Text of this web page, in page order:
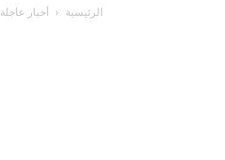
الرئيسية أخبار عاجلة